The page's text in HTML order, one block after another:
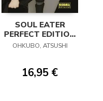
SOUL EATER
PERFECT EDITION
04
OHKUBO, ATSUSHI
16,95 €